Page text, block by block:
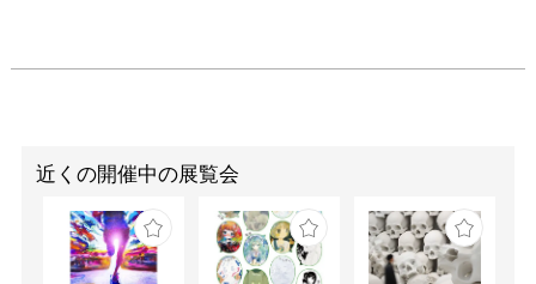
近くの開催中の展覧会